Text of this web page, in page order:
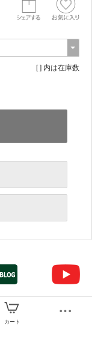
[ ] 内は在庫数
カート